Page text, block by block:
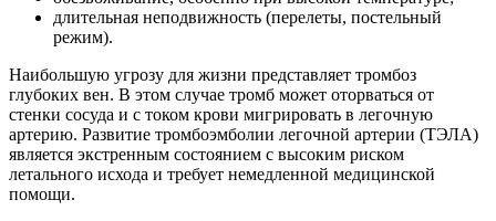
длительная неподвижность (перелеты, постельный
режим).
Наибольшую угрозу для жизни представляет тромбоз
глубоких вен. В этом случае тромб может оторваться от
стенки сосуда и с током крови мигрировать в легочную
артерию. Развитие тромбоэмболии легочной артерии (ТЭЛА)
является экстренным состоянием с высоким риском
летального исхода и требует немедленной медицинской
помощи.